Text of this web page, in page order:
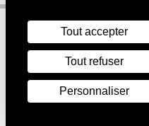
PLAN DU SITE
Tout accepter
Tout refuser
Personnaliser